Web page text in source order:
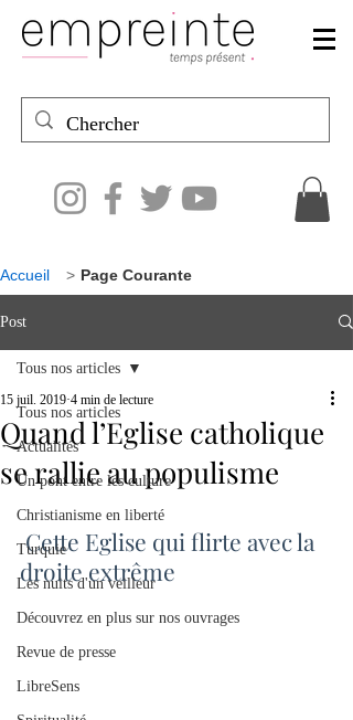
Accueil > Page Courante
Post
Tous nos articles
Actualités
Un pont entre les culture
Christianisme en liberté
Turquie
Les nuits d'un veilleur
Découvrez en plus sur nos ouvrages
Revue de presse
LibreSens
Tous nos articles
Quand l’Eglise catholique
se rallie au populisme
15 juil. 2019 4 min de lecture
Cette Eglise qui flirte avec la
droite extrême